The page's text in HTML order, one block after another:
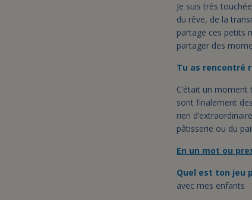
Je suis très
du rêve, de la
partage ces petits
partager des
Tu as rencontré
C’était un
sont finalement
rien
pâtisserie ou du
En un mot ou
Quel est ton jeu
avec mes enfants